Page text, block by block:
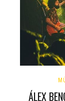
ÁLEX